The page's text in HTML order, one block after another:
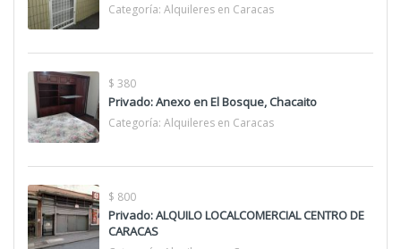
Categoría: Alquileres en Caracas
$ 380
Privado: Anexo en El Bosque, Chacaito
Categoría: Alquileres en Caracas
$ 800
Privado: ALQUILO LOCALCOMERCIAL CENTRO DE
CARACAS